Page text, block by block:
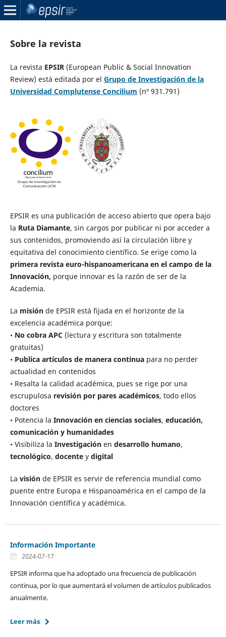
Sobre la revista
La revista EPSIR(European Public & Social Innovation
Review) está editada por el Grupo de Investigación de la
Universidad Complutense Concilium (nº 931.791)
EPSIR es una publicación de acceso abierto que opera bajo
la Ruta Diamante, sin cargos por publicar ni por acceder a
sus contenidos, promoviendo así la circulación libre y
equitativa del conocimiento científico. Se erige como la
primera revista euro-hispanoamericana en el campo de la
Innovación, porque innovar es la razón de ser de la
Academia.
La misiónde EPSIR está fijada en el horizonte de la
excelencia académica porque:
• No cobra APC(lectura y escritura son totalmente
gratuitas)
• Publica artículos de manera continuapara no perder
actualidad en contenidos
• Resalta la calidad académica, pues se rige por una
escrupulosa revisión por pares académicos, todo ellos
doctores
• Potencia la Innovación en ciencias sociales, educación,
comunicación y humanidades
• Visibiliza la Investigaciónen desarrollo humano,
tecnológico, docentey digital
La visiónde EPSIR es servir de referencia mundial como
puente entre Europa e Hispanoamérica en el campo de la
Innovación científica y académica.
Información Importante
2024-07-17
EPSIR informa que ha adoptado una frecuencia de publicación
continua, por lo que aumentará el volumen de artículos publicados
anualmente.
Leer más